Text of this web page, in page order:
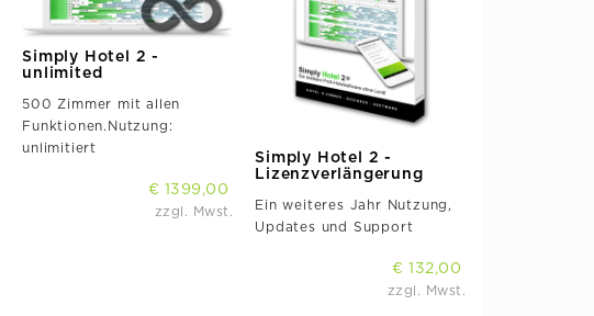
Simply Hotel 2 -
unlimited
500 Zimmer mit allen
Funktionen.Nutzung:
unlimitiert
€ 1399,00
zzgl. Mwst.
Simply Hotel 2 -
Lizenzverlängerung
Ein weiteres Jahr Nutzung,
Updates und Support
€ 132,00
zzgl. Mwst.